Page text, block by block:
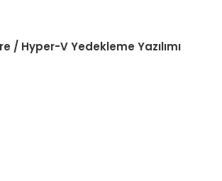
/ Hyper-V Yedekleme Yazılımı